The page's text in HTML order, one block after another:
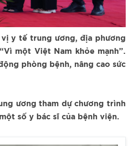
vị y tế trung ương, địa phương
một Việt Nam khỏe mạnh”.
phòng bệnh, nâng cao sức
ương tham dự chương trình
số y bác sĩ của bệnh viện.